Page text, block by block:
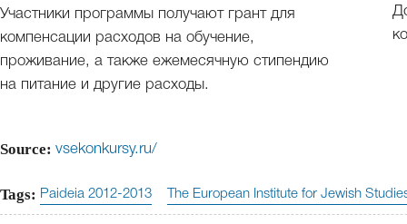
Участники программы получают грант для
компенсации расходов на обучение,
проживание, а также ежемесячную стипендию
на питание и другие расходы.
Source: vsekonkursy.ru/
Tags: Paideia 2012-2013 The European Institute for Jewish